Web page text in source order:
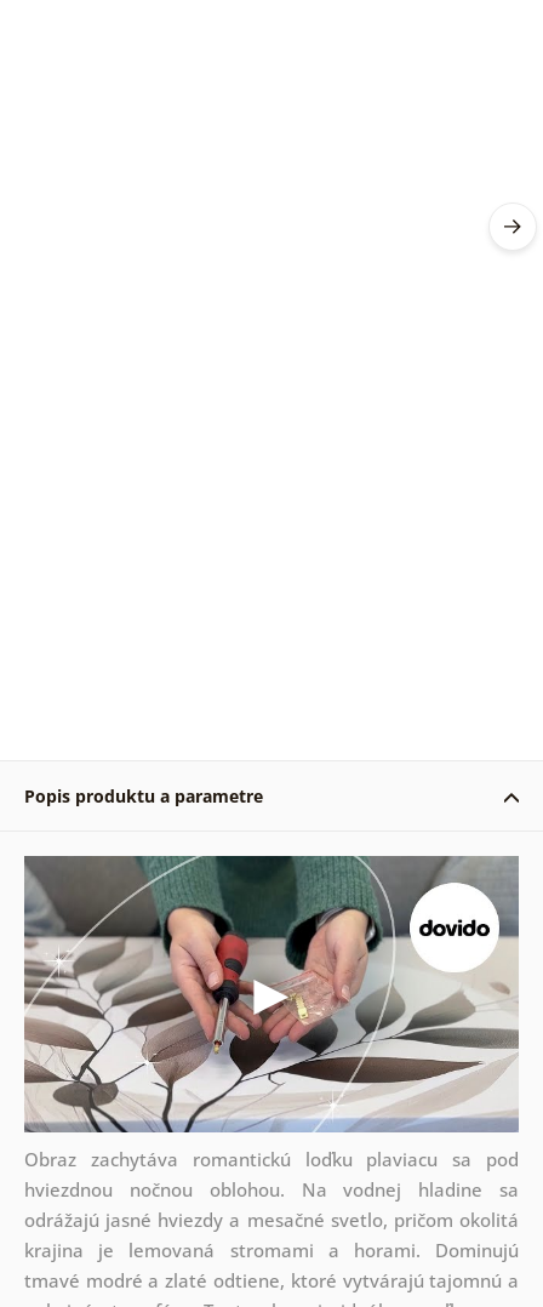
Popis produktu a parametre
Obraz zachytáva romantickú loďku plaviacu sa pod
hviezdnou nočnou oblohou. Na vodnej hladine sa
odrážajú jasné hviezdy a mesačné svetlo, pričom okolitá
krajina je lemovaná stromami a horami. Dominujú
tmavé modré a zlaté odtiene, ktoré vytvárajú tajomnú a